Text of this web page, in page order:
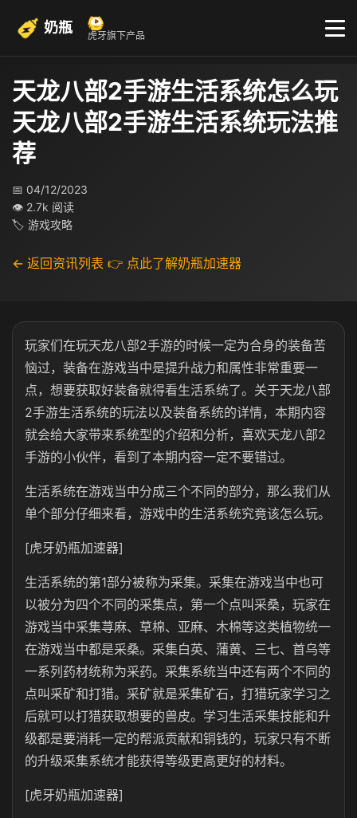
奶瓶 虎牙旗下产品
天龙八部2手游生活系统怎么玩
天龙八部2手游生活系统玩法推
荐
📅 04/12/2023
👁 2.7k 阅读
🏷 游戏攻略
← 返回资讯列表 👉 点此了解奶瓶加速器
玩家们在玩天龙八部2手游的时候一定为合身的装备苦
恼过，装备在游戏当中是提升战力和属性非常重要一
点，想要获取好装备就得看生活系统了。关于天龙八部
2手游生活系统的玩法以及装备系统的详情，本期内容
就会给大家带来系统型的介绍和分析，喜欢天龙八部2
手游的小伙伴，看到了本期内容一定不要错过。
生活系统在游戏当中分成三个不同的部分，那么我们从
单个部分仔细来看，游戏中的生活系统究竟该怎么玩。
[虎牙奶瓶加速器]
生活系统的第1部分被称为采集。采集在游戏当中也可
以被分为四个不同的采集点，第一个点叫采桑，玩家在
游戏当中采集荨麻、草棉、亚麻、木棉等这类植物统一
在游戏当中都是采桑。采集白英、蒲黄、三七、首乌等
一系列药材统称为采药。采集系统当中还有两个不同的
点叫采矿和打猎。采矿就是采集矿石，打猎玩家学习之
后就可以打猎获取想要的兽皮。学习生活采集技能和升
级都是要消耗一定的帮派贡献和铜钱的，玩家只有不断
的升级采集系统才能获得等级更高更好的材料。
[虎牙奶瓶加速器]